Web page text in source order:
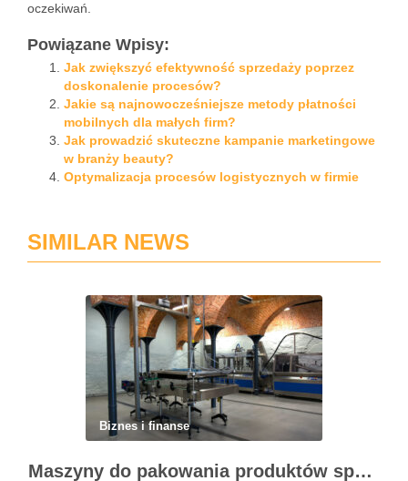
oczekiwań.
Powiązane Wpisy:
Jak zwiększyć efektywność sprzedaży poprzez
doskonalenie procesów?
Jakie są najnowocześniejsze metody płatności
mobilnych dla małych firm?
Jak prowadzić skuteczne kampanie marketingowe
w branży beauty?
Optymalizacja procesów logistycznych w firmie
SIMILAR NEWS
Biznes i finanse
Maszyny do pakowania produktów spożywczych – standardy higieny i nowoczesne technologie w przetwórstwie